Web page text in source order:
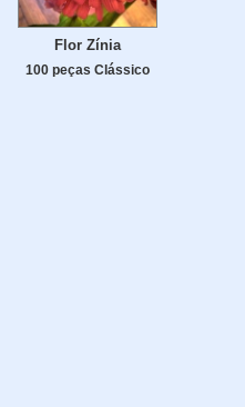
Flor Zínia
100 peças Clássico